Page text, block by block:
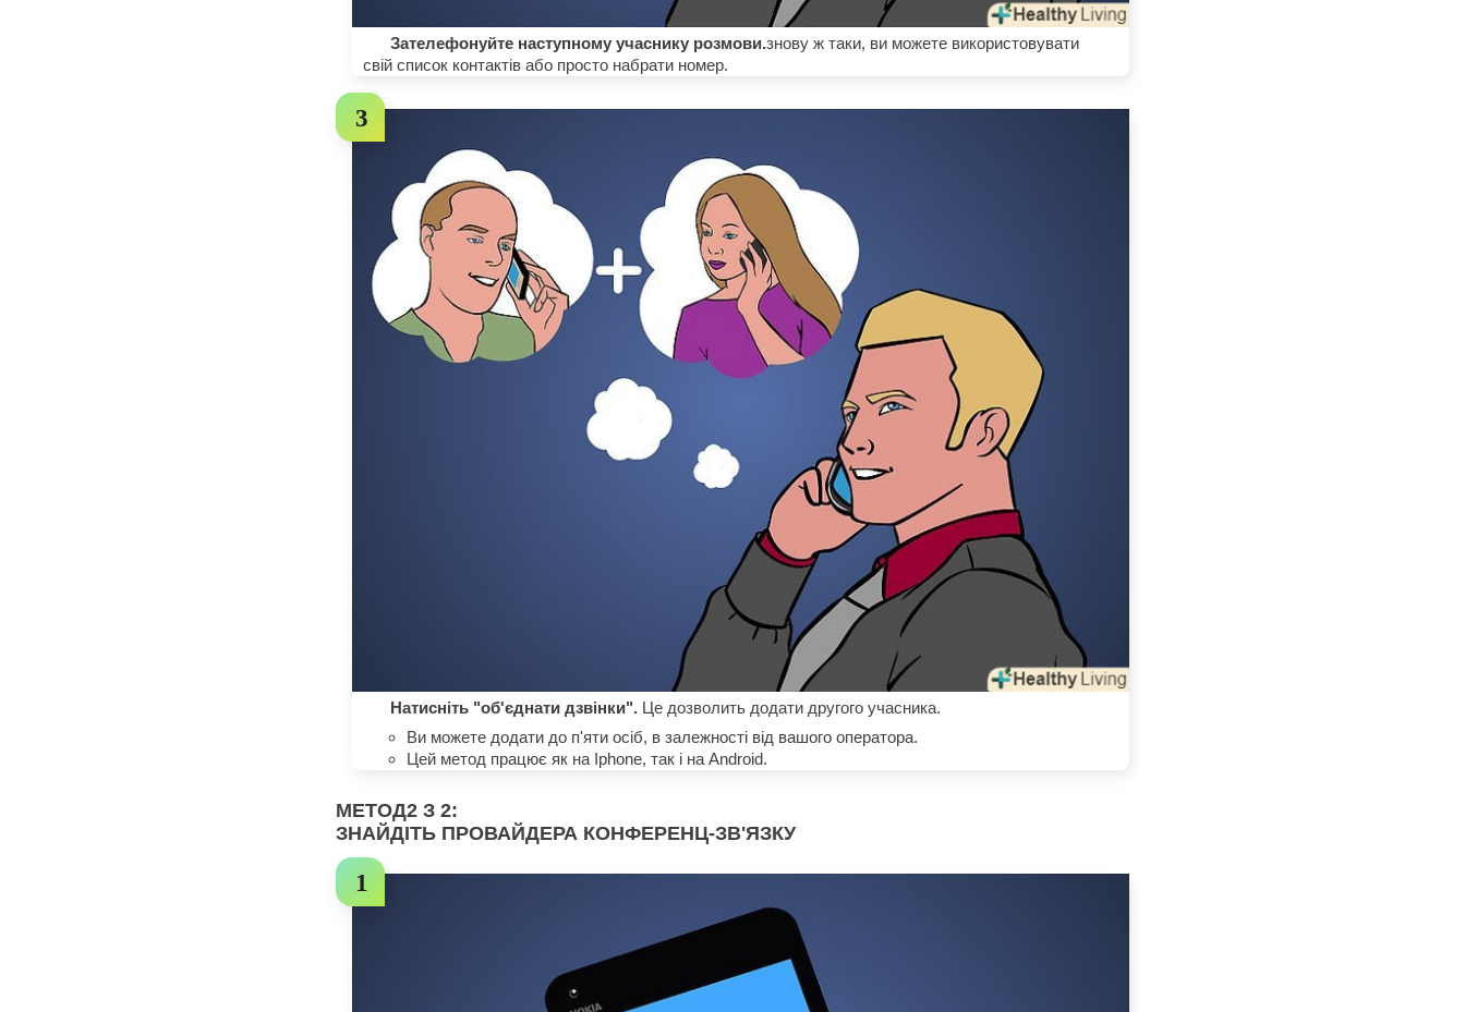
Зателефонуйте наступному учаснику розмови.знову ж таки, ви можете використовувати
свій список контактів або просто набрати номер.
Натисніть "об'єднати дзвінки". Це дозволить додати другого учасника.
Ви можете додати до п'яти осіб, в залежності від вашого оператора.
Цей метод працює як на Iphone, так і на Android.
МЕТОД2 З 2:
ЗНАЙДІТЬ ПРОВАЙДЕРА КОНФЕРЕНЦ-ЗВ'ЯЗКУ